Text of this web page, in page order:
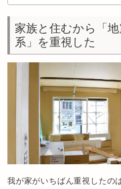
家族と住むから「
系」を重視した
我が家がいちばん重視したの